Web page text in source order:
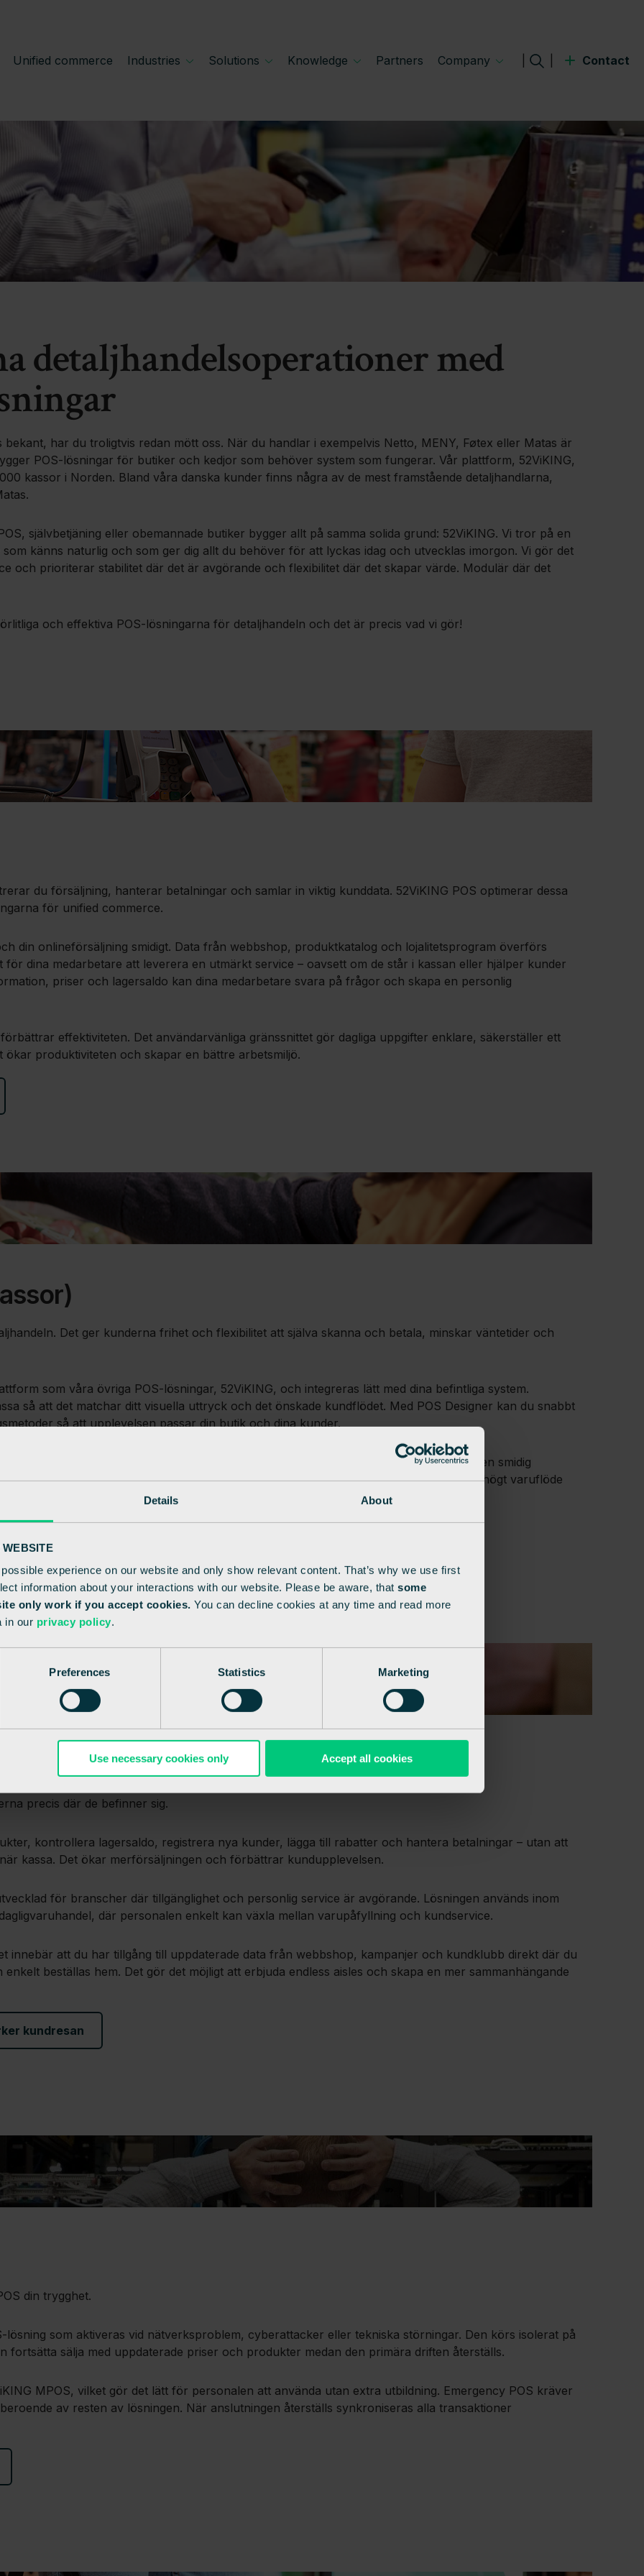
Details About
experience on our website and only show relevant content. That’s why we use first
information about your interactions with our website. Please be aware, that some
only work if you accept cookies. You can decline cookies at any time and read more
in our privacy policy.
Preferences Statistics Marketing
Use necessary cookies only Accept all cookies
Unified commerce Industries Solutions Knowledge Partners Company Contact
detaljhandelsoperationer med
har du troligtvis redan mött oss. När du handlar i exempelvis Netto, MENY, Føtex eller Matas är
POS‑lösningar för butiker och kedjor som behöver system som fungerar. Vår plattform, 52ViKING,
kassor i Norden. Bland våra danska kunder finns några av de mest framstående detaljhandlarna,
självbetjäning eller obemannade butiker bygger allt på samma solida grund: 52ViKING. Vi tror på en
känns naturlig och som ger dig allt du behöver för att lyckas idag och utvecklas imorgon. Vi gör det
och prioriterar stabilitet där det är avgörande och flexibilitet där det skapar värde. Modulär där det
och effektiva POS‑lösningarna för detaljhandeln och det är precis vad vi gör!
du försäljning, hanterar betalningar och samlar in viktig kunddata. 52ViKING POS optimerar dessa
för unified commerce.
din onlineförsäljning smidigt. Data från webbshop, produktkatalog och lojalitetsprogram överförs
dina medarbetare att leverera en utmärkt service – oavsett om de står i kassan eller hjälper kunder
priser och lagersaldo kan dina medarbetare svara på frågor och skapa en personlig
effektiviteten. Det användarvänliga gränssnittet gör dagliga uppgifter enklare, säkerställer ett
ökar produktiviteten och skapar en bättre arbetsmiljö.
Det ger kunderna frihet och flexibilitet att själva skanna och betala, minskar väntetider och
som våra övriga POS‑lösningar, 52ViKING, och integreras lätt med dina befintliga system.
så att det matchar ditt visuella uttryck och det önskade kundflödet. Med POS Designer kan du snabbt
så att upplevelsen passar din butik och dina kunder.
lojalitetsprogram till betalning och ålderskontroll. Lösningen är byggd för att stödja en smidig
och conveniencebutiker till DIY(do it yourself) och QSR(quick service restaurant), där högt varuflöde
precis där de befinner sig.
kontrollera lagersaldo, registrera nya kunder, lägga till rabatter och hantera betalningar – utan att
kassa. Det ökar merförsäljningen och förbättrar kundupplevelsen.
för branscher där tillgänglighet och personlig service är avgörande. Lösningen används inom
där personalen enkelt kan växla mellan varupåfyllning och kundservice.
innebär att du har tillgång till uppdaterade data från webbshop, kampanjer och kundklubb direkt där du
beställas hem. Det gör det möjligt att erbjuda endless aisles och skapa en mer sammanhängande
kundresan
din trygghet.
som aktiveras vid nätverksproblem, cyberattacker eller tekniska störningar. Den körs isolerat på
sälja med uppdaterade priser och produkter medan den primära driften återställs.
MPOS, vilket gör det lätt för personalen att använda utan extra utbildning. Emergency POS kräver
av resten av lösningen. När anslutningen återställs synkroniseras alla transaktioner